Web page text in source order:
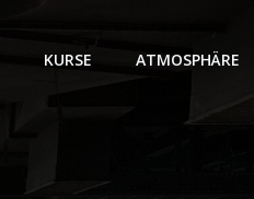
KURSE ATMOSPHÄRE